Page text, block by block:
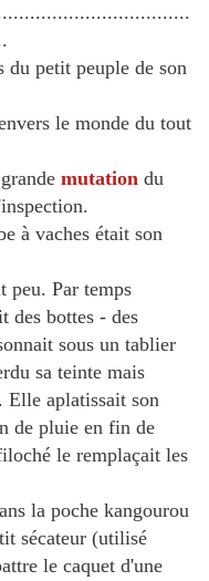
petit peuple de son
le monde du tout
mutation du
à vaches était son
peu. Par temps
des bottes - des
sous un tablier
sa teinte mais
Elle aplatissait son
de pluie en fin de
le remplaçait les
la poche kangourou
sécateur (utilisé
le caquet d'une